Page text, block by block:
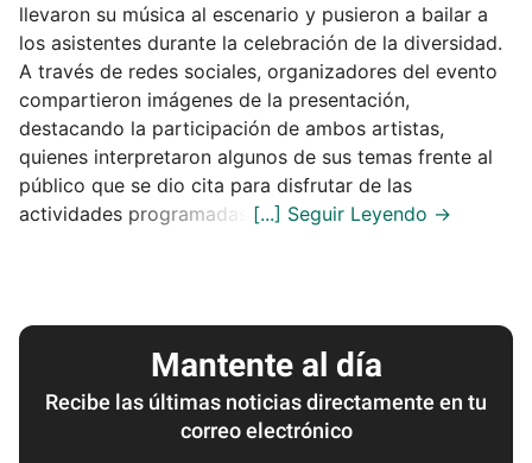
llevaron su música al escenario y pusieron a bailar a
los asistentes durante la celebración de la diversidad.
A través de redes sociales, organizadores del evento
compartieron imágenes de la presentación,
destacando la participación de ambos artistas,
quienes interpretaron algunos de sus temas frente al
público que se dio cita para disfrutar de las
actividades programadas.
Mantente al día
Recibe las últimas noticias directamente en tu
correo electrónico